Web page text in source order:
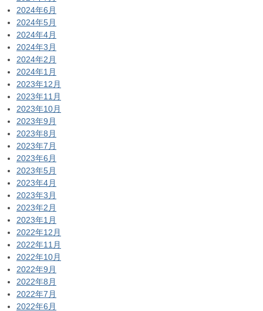
2024年6月
2024年5月
2024年4月
2024年3月
2024年2月
2024年1月
2023年12月
2023年11月
2023年10月
2023年9月
2023年8月
2023年7月
2023年6月
2023年5月
2023年4月
2023年3月
2023年2月
2023年1月
2022年12月
2022年11月
2022年10月
2022年9月
2022年8月
2022年7月
2022年6月